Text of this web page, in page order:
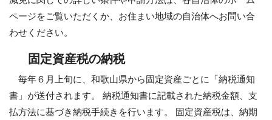
ページをご覧いただくか、お住まい地域の自治体へお問い合
わせください。
固定資産税の納税
毎年６月上旬に、和歌山県から固定資産ごとに「納税通知
書」が送付されます。 納税通知書に記載された納税金額、支
払方法に基づき納税手続きを行います。 固定資産税は、納期